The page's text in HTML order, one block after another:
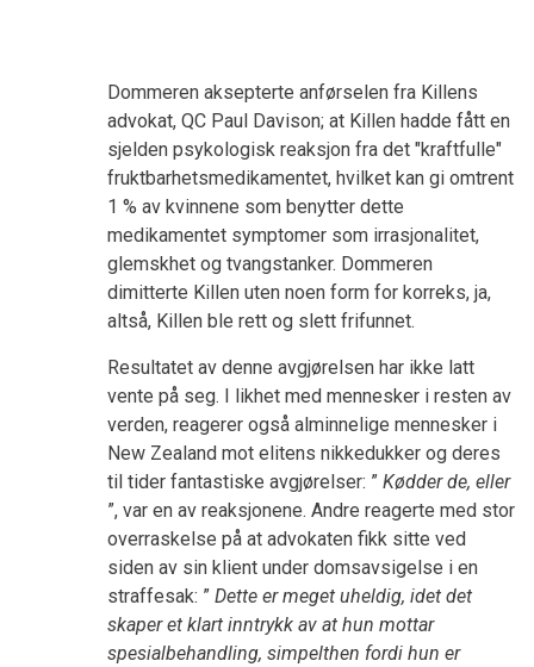
Dommeren aksepterte anførselen fra Killens
advokat, QC Paul Davison; at Killen hadde fått en
sjelden psykologisk reaksjon fra det "kraftfulle"
fruktbarhetsmedikamentet, hvilket kan gi omtrent
1 % av kvinnene som benytter dette
medikamentet symptomer som irrasjonalitet,
glemskhet og tvangstanker. Dommeren
dimitterte Killen uten noen form for korreks, ja,
altså, Killen ble rett og slett frifunnet.
Resultatet av denne avgjørelsen har ikke latt
vente på seg. I likhet med mennesker i resten av
verden, reagerer også alminnelige mennesker i
New Zealand mot elitens nikkedukker og deres
til tider fantastiske avgjørelser: ” Kødder de, eller
”, var en av reaksjonene. Andre reagerte med stor
overraskelse på at advokaten fikk sitte ved
siden av sin klient under domsavsigelse i en
straffesak: ” Dette er meget uheldig, idet det
skaper et klart inntrykk av at hun mottar
spesialbehandling, simpelthen fordi hun er